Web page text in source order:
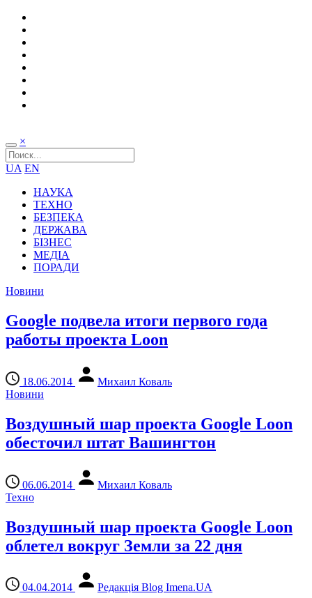
×
UA EN
НАУКА
ТЕХНО
БЕЗПЕКА
ДЕРЖАВА
БІЗНЕС
МЕДІА
ПОРАДИ
Новини
Google подвела итоги первого года
работы проекта Loon
18.06.2014
Михаил Коваль
Новини
Воздушный шар проекта Google Loon
обесточил штат Вашингтон
06.06.2014
Михаил Коваль
Техно
Воздушный шар проекта Google Loon
облетел вокруг Земли за 22 дня
04.04.2014 Редакція Blog Imena.UA